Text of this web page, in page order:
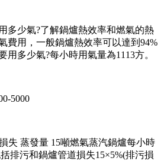
多少氣?了解鍋爐熱效率和燃氣的熱
費用，一般鍋爐熱效率可以達到94%
用多少氣?每小時用氣量為1113方。
5000
失 蒸發量 15噸燃氣蒸汽鍋爐每小時
排污和鍋爐管道損失15×5%(排污損